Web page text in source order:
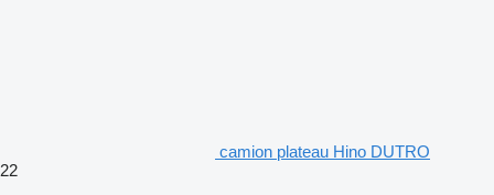
camion plateau Hino DUTRO
22